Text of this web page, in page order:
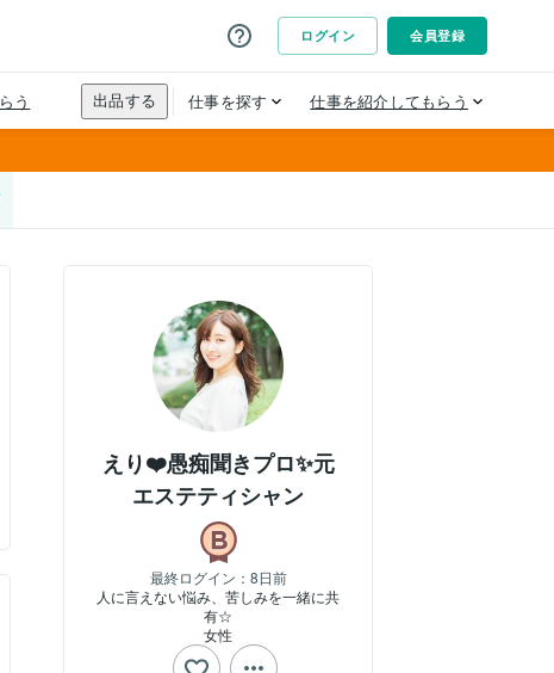
えり❤️愚痴聞きプロ✨元
エステティシャン
最終ログイン： 8日前
人に言えない悩み、苦しみを一緒に共
有☆
女性